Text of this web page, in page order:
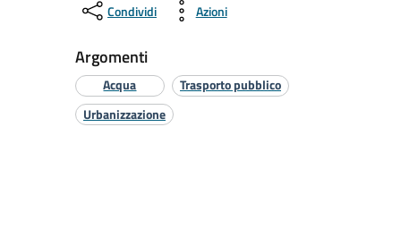
Condividi Azioni
Argomenti
Acqua
Trasporto pubblico
Urbanizzazione